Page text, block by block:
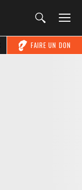
FAIRE UN DON